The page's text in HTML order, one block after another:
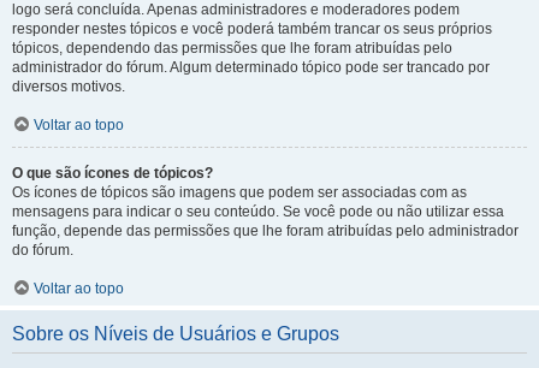
logo será concluída. Apenas administradores e moderadores podem
responder nestes tópicos e você poderá também trancar os seus próprios
tópicos, dependendo das permissões que lhe foram atribuídas pelo
administrador do fórum. Algum determinado tópico pode ser trancado por
diversos motivos.
Voltar ao topo
O que são ícones de tópicos?
Os ícones de tópicos são imagens que podem ser associadas com as
mensagens para indicar o seu conteúdo. Se você pode ou não utilizar essa
função, depende das permissões que lhe foram atribuídas pelo administrador
do fórum.
Voltar ao topo
Sobre os Níveis de Usuários e Grupos